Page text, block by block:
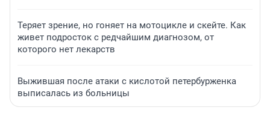
Теряет зрение, но гоняет на мотоцикле и скейте. Как
живет подросток с редчайшим диагнозом, от
которого нет лекарств
Выжившая после атаки с кислотой петербурженка
выписалась из больницы